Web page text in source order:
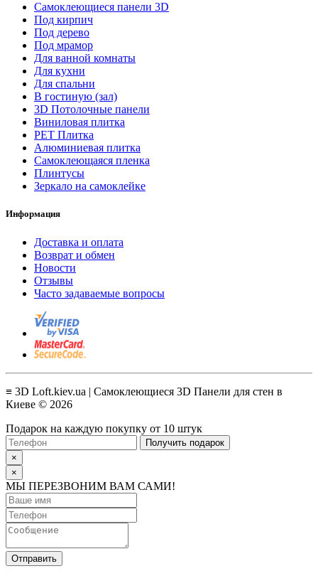
Самоклеющиеся панели 3D
Под кирпич
Под дерево
Под мрамор
Для ванной комнаты
Для кухни
Для спальни
В гостиную (зал)
3D Потолочные панели
Виниловая плитка
PET Плитка
Алюминиевая плитка
Самоклеющаяся пленка
Плинтусы
Зеркало на самоклейке
Информация
Доставка и оплата
Возврат и обмен
Новости
Отзывы
Часто задаваемые вопросы
≡ 3D Loft.kiev.ua | Самоклеющиеся 3D Панели для стен в
Киеве © 2026
Подарок на каждую покупку от 10 штук
Получить подарок
×
×
МЫ ПЕРЕЗВОНИМ ВАМ САМИ!
Отправить